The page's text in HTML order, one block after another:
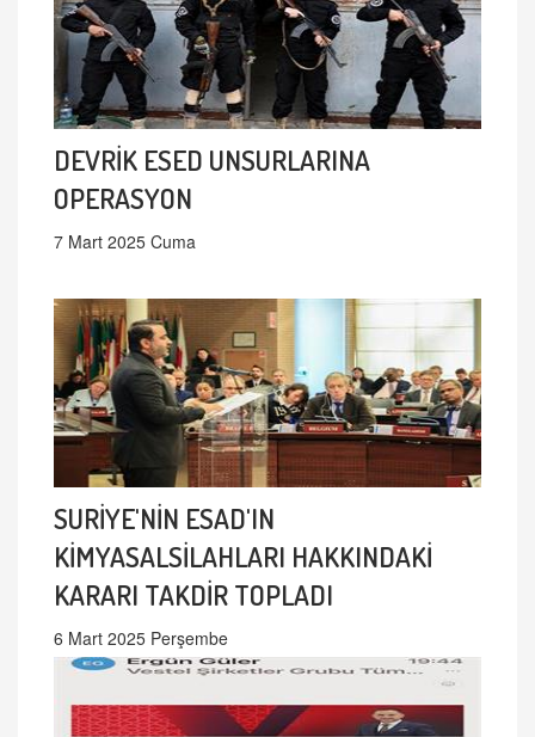
DEVRİK ESED UNSURLARINA
OPERASYON
7 Mart 2025 Cuma
SURİYE'NİN ESAD'IN
KİMYASALSİLAHLARI HAKKINDAKİ
KARARI TAKDİR TOPLADI
6 Mart 2025 Perşembe